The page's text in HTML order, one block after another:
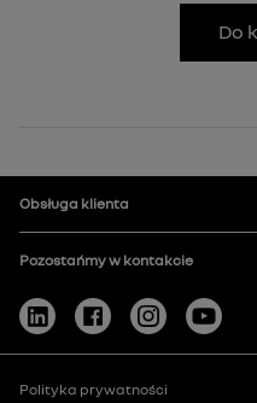
Do
Obsługa klienta
Pozostańmy w kontakcie
Polityka prywatności